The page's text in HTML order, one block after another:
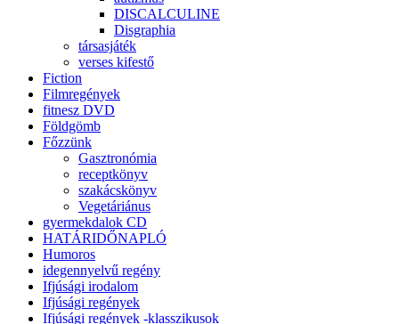
DISCALCULINE
Disgraphia
társasjáték
verses kifestő
Fiction
Filmregények
fitnesz DVD
Földgömb
Főzzünk
Gasztronómia
receptkönyv
szakácskönyv
Vegetáriánus
gyermekdalok CD
HATÁRIDŐNAPLÓ
Humoros
idegennyelvű regény
Ifjúsági irodalom
Ifjúsági regények
Ifjúsági regények -klasszikusok